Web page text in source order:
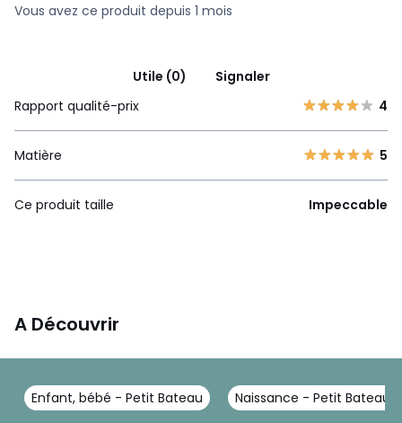
Vous avez ce produit depuis 1 mois
Utile (0)
Signaler
Rapport qualité-prix
4
Matière 5
Ce produit taille Impeccable
A Découvrir
Enfant, bébé - Petit Bateau Naissance - Petit Bateau